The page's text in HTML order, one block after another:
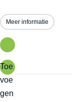
Meer informatie
Toe
voe
gen